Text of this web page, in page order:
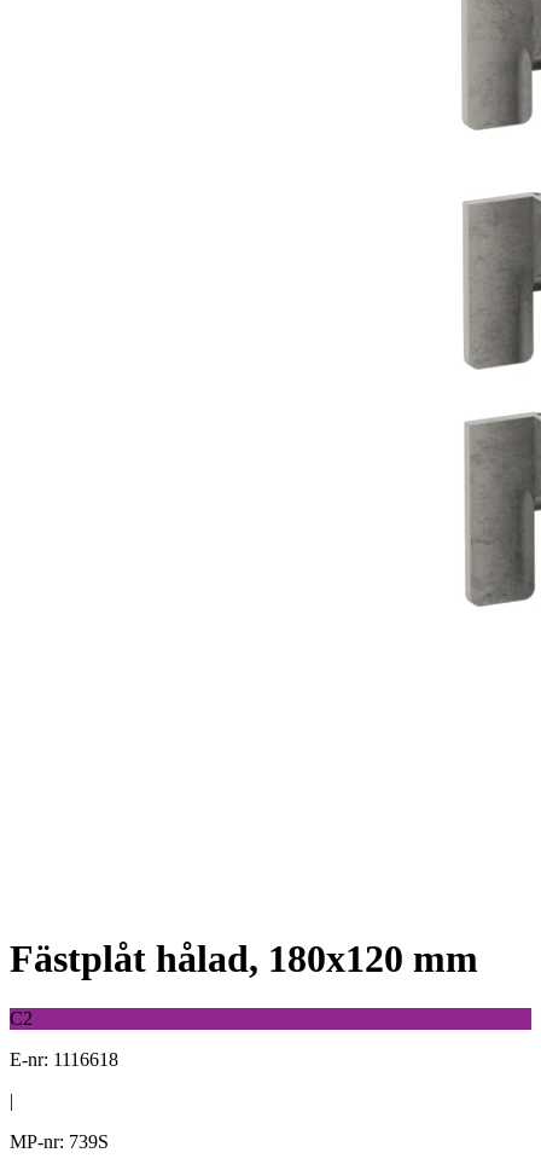
Fästplåt hålad, 180x120 mm
C2
E-nr: 1116618
|
MP-nr: 739S